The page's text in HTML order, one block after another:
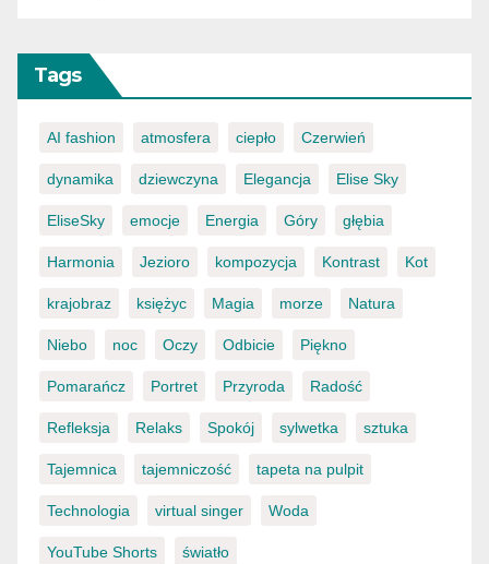
Tags
AI fashion atmosfera ciepło Czerwień
dynamika dziewczyna Elegancja Elise Sky
EliseSky emocje Energia Góry głębia
Harmonia Jezioro kompozycja Kontrast Kot
krajobraz księżyc Magia morze Natura
Niebo noc Oczy Odbicie Piękno
Pomarańcz Portret Przyroda Radość
Refleksja Relaks Spokój sylwetka sztuka
Tajemnica tajemniczość tapeta na pulpit
Technologia virtual singer Woda
YouTube Shorts światło